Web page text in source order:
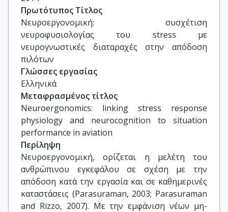
Πρωτότυπος Τίτλος
Νευροεργονομική: συσχέτιση
νευροφυσιολογίας του stress με
νευρογνωστικές διαταραχές στην απόδοση
πιλότων
Γλώσσες εργασίας
Ελληνικά
Μεταφρασμένος τίτλος
Neuroergonomics: linking stress response
physiology and neurocognition to situation
performance in aviation
Περίληψη
Νευροεργονομική, ορίζεται η μελέτη του
ανθρώπινου εγκεφάλου σε σχέση με την
απόδοση κατά την εργασία και σε καθημερινές
καταστάσεις (Parasuraman, 2003; Parasuraman
and Rizzo, 2007). Με την εμφάνιση νέων μη-